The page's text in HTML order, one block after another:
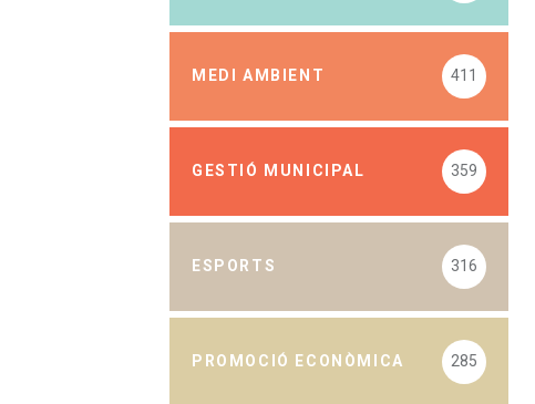
MEDI AMBIENT 411
GESTIÓ MUNICIPAL 359
ESPORTS 316
PROMOCIÓ ECONÒMICA 285